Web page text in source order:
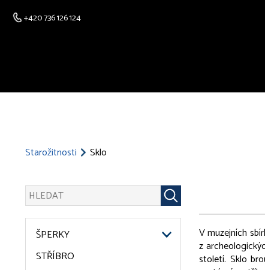
+420 736 126 124
Starožitnosti Sklo
ŠPERKY
STŘÍBRO
V muzejních
z
století. Sklo